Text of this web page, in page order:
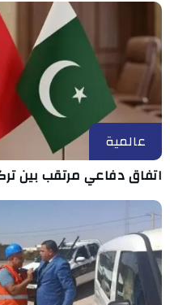
عالمية
اتفاق دفاعي مرتقب بين